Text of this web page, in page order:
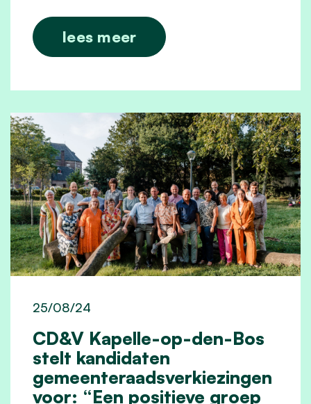
lees meer
CD&V Kapelle-op-den-Bos
stelt kandidaten
gemeenteraadsverkiezingen
voor: “Een positieve groep
25/08/24